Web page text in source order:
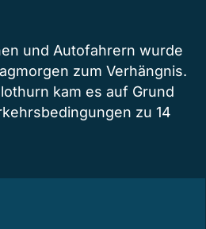
und Autofahrern wurde
zum Verhängnis.
kam es auf Grund
zu 14